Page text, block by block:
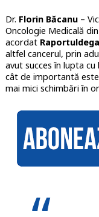
Dr. Florin Băcanu–
Oncologie Medicală
acordat
altfel cancerul, prin
avut succes în lupta
cât de importantă
mai mici schimbări în